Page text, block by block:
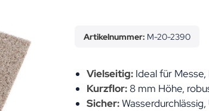
Artikelnummer: M-20-2390
Vielseitig:Ideal für Messe,
Kurzflor:8 mm Höhe,
Sicher: